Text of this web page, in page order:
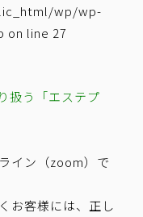
wp/wp-
on line 27
扱う「エステプ
イン（zoom）で
お客様には、正し